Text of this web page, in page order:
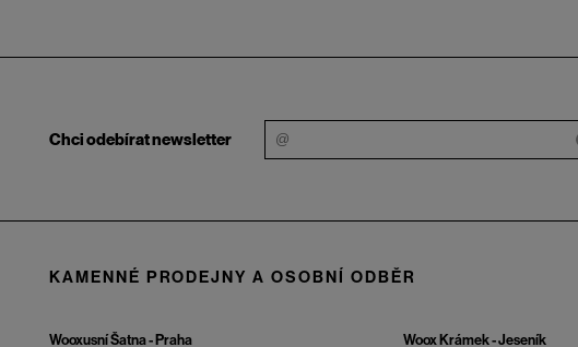
Chci odebírat newsletter
KAMENNÉ PRODEJNY A OSOBNÍ ODBĚR
Wooxusní Šatna - Praha Woox Krámek - Jeseník